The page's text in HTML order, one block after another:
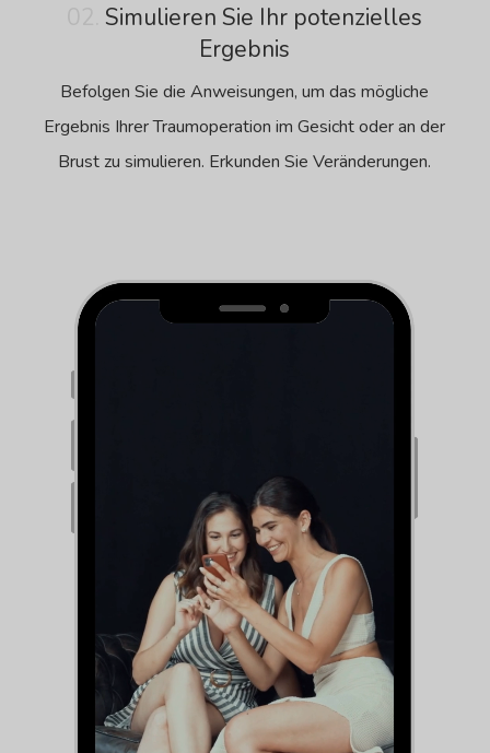
Simulieren Sie Ihr potenzielles
Ergebnis
Befolgen Sie die Anweisungen, um das mögliche
Ergebnis Ihrer Traumoperation im Gesicht oder an der
Brust zu simulieren. Erkunden Sie Veränderungen.